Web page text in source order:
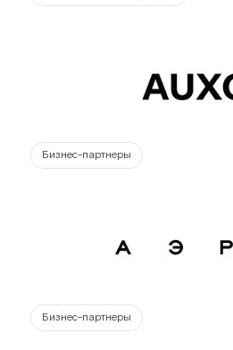
Бизнес-партнеры
Бизнес-партнеры